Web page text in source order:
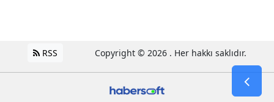
RSS Copyright © 2026 . Her hakkı saklıdır.